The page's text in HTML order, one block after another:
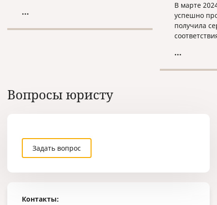
Контакты:
...
В марте
успешно
получила
...
Вопросы юристу
Задать вопрос